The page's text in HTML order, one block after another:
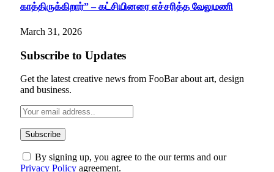
காத்திருக்கிறார்” – கட்சியினரை எச்சரித்த வேலுமணி
March 31, 2026
Subscribe to Updates
Get the latest creative news from FooBar about art, design
and business.
By signing up, you agree to the our terms and our
Privacy Policy agreement.